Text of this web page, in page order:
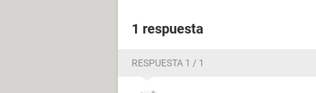
1 respuesta
RESPUESTA 1 / 1